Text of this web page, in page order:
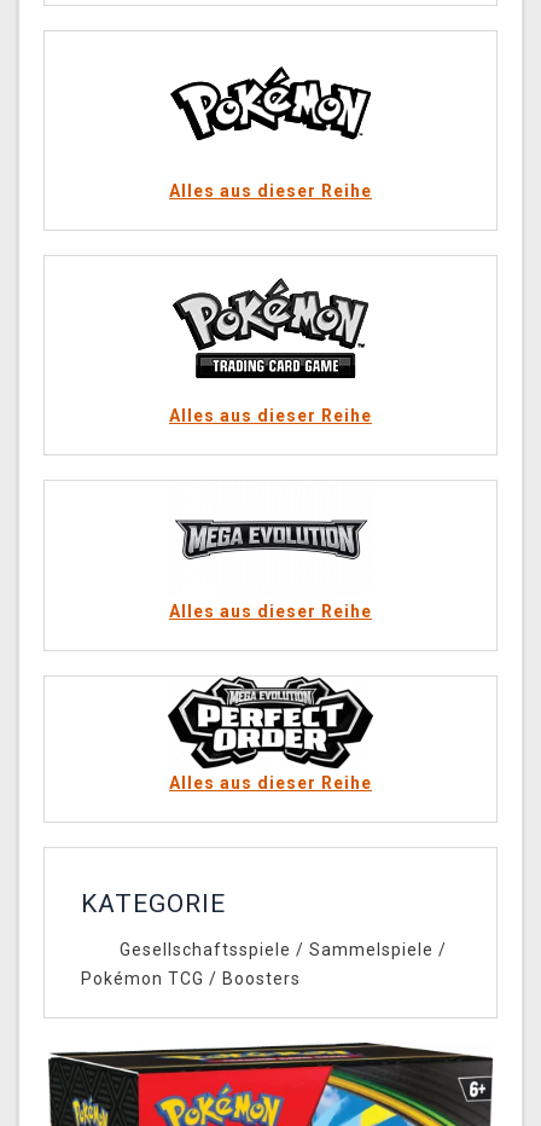
Alles aus dieser Reihe
Alles aus dieser Reihe
Alles aus dieser Reihe
Alles aus dieser Reihe
KATEGORIE
Gesellschaftsspiele / Sammelspiele /
Pokémon TCG / Boosters